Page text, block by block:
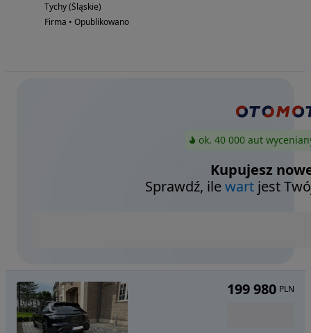
Tychy (Śląskie)
Firma • Opublikowano
ok. 40 000 aut
Kupujesz
Sprawdź, ilewart jest
199 980 PLN